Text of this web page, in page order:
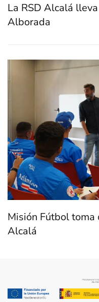
La RSD Alcalá
Alborada
Misión Fútbol toma
Alcalá